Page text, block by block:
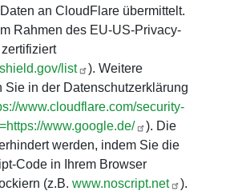
an CloudFlare übermittelt.
Rahmen des EU-US-Privacy-
list
). Weitere
Sie in der Datenschutzerklärung
www.cloudflare.com/security-
www.google.de/
). Die
werden, indem Sie die
Code in Ihrem Browser
(z.B. www.noscript.net ).